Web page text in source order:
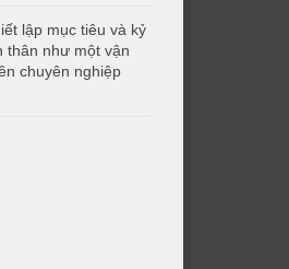
lập mục tiêu và kỷ
thân như một vận
chuyên nghiệp